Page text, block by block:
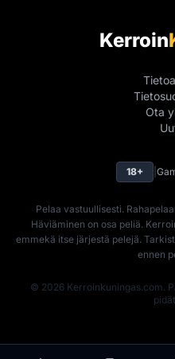
Kerroin
Ota
18+
Pelaa vastuullisesti.
Häviäminen on osa peliä.
emmekä itse järjestä pelejä.
ennen
© 2026 Kerroinkuningas.com.